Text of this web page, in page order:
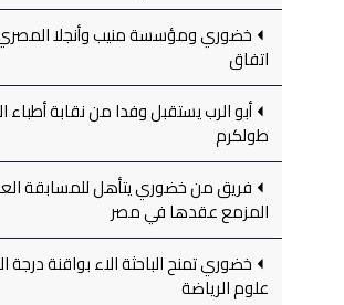
خضوري ومؤسسة منيب وأنجلا
اتفاق
أبو الرب يستقبل وفدا من نقابة أطباء
طولكرم
فريق من خضوري يتأهل للمسابقة
المزمع عقدها في مصر
خضوري تمنح الباحثة الاء بواقنة درجة
علوم الرياضة